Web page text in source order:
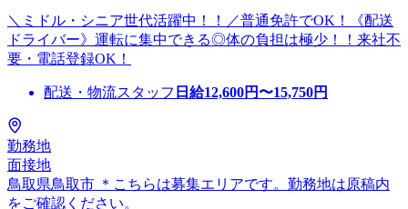
＼ミドル・シニア世代活躍中！！／普通免許でOK！《配送
ドライバー》運転に集中できる◎体の負担は極少！！来社不
要・電話登録OK！
配送・物流スタッフ 日給12,600円〜15,750円
勤務地
面接地
鳥取県鳥取市 ＊こちらは募集エリアです。勤務地は原稿内
をご確認ください。